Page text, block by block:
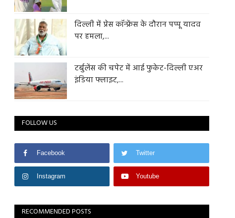
दिल्ली में प्रेस कॉन्फ्रेंस के दौरान पप्पू यादव
पर हमला,...
टर्बुलेंस की चपेट में आई फुकेट-दिल्ली एअर
इंडिया फ्लाइट,...
FOLLOW US
Facebook Twitter
Instagram Youtube
RECOMMENDED POSTS